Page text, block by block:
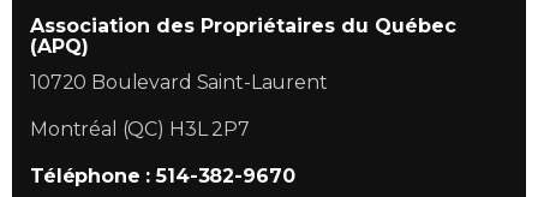
Association des Propriétaires du Québec
(APQ)
10720 Boulevard Saint-Laurent
Montréal (QC) H3L 2P7
Téléphone : 514-382-9670